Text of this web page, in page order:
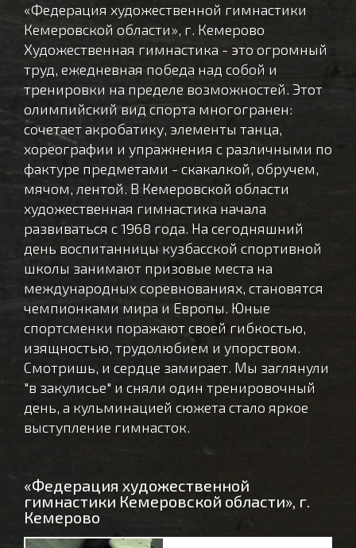
«Федерация художественной гимнастики
Кемеровской области», г. Кемерово
Художественная гимнастика - это огромный
труд, ежедневная победа над собой и
тренировки на пределе возможностей. Этот
олимпийский вид спорта многогранен:
сочетает акробатику, элементы танца,
хореографии и упражнения с различными по
фактуре предметами - скакалкой, обручем,
мячом, лентой. В Кемеровской области
художественная гимнастика начала
развиваться с 1968 года. На сегодняшний
день воспитанницы кузбасской спортивной
школы занимают призовые места на
международных соревнованиях, становятся
чемпионками мира и Европы. Юные
спортсменки поражают своей гибкостью,
изящностью, трудолюбием и упорством.
Смотришь, и сердце замирает. Мы заглянули
"в закулисье" и сняли один тренировочный
день, а кульминацией сюжета стало яркое
выступление гимнасток.
«Федерация художественной
гимнастики Кемеровской области», г.
Кемерово